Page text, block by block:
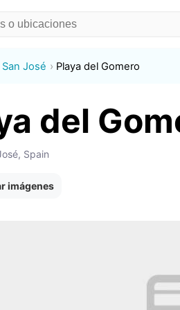
San José Playa del Gomero
del
Spain
imágenes